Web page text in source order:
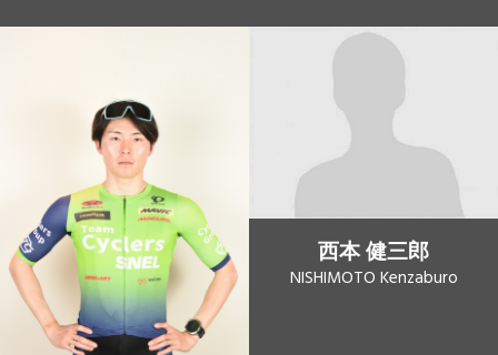
西本 健三郎
NISHIMOTO Kenzaburo